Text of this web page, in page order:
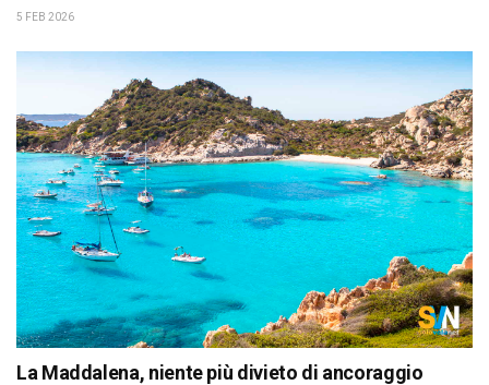
5 FEB 2026
La Maddalena, niente più divieto di ancoraggio